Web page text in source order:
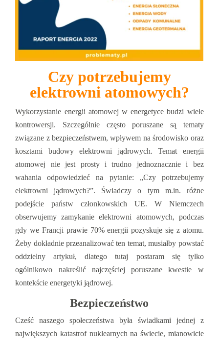
Czy potrzebujemy
elektrowni atomowych?
Wykorzystanie energii atomowej w energetyce budzi wiele
kontrowersji. Szczególnie często poruszane są tematy
związane z bezpieczeństwem, wpływem na środowisko oraz
kosztami budowy elektrowni jądrowych. Temat energii
atomowej nie jest prosty i trudno jednoznacznie i bez
wahania odpowiedzieć na pytanie: „Czy potrzebujemy
elektrowni jądrowych?”. Świadczy o tym m.in. różne
podejście państw członkowskich UE. W Niemczech
obserwujemy zamykanie elektrowni atomowych, podczas
gdy we Francji prawie 70% energii pozyskuje się z atomu.
Żeby dokładnie przeanalizować ten temat, musiałby powstać
oddzielny artykuł, dlatego tutaj postaram się tylko
ogólnikowo nakreślić najczęściej poruszane kwestie w
kontekście energetyki jądrowej.
Bezpieczeństwo
Cześć naszego społeczeństwa była świadkami jednej z
największych katastrof nuklearnych na świecie, mianowicie